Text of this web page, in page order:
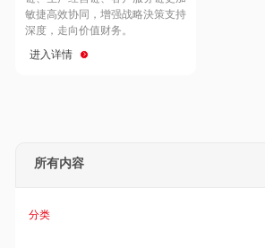
Hong Kong
敏捷高效协同，增强战略決策支持
深度，走向价值财务。
进入详情
所有内容
分类